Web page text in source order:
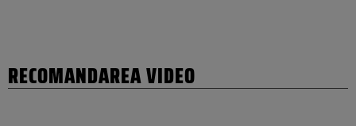
RECOMANDAREA VIDEO